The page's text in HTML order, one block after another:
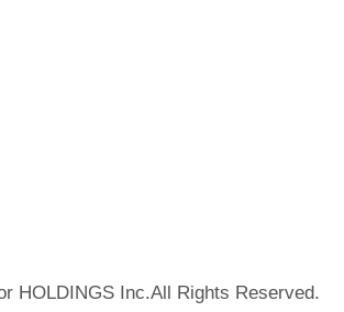
HOLDINGS Inc.All Rights Reserved.